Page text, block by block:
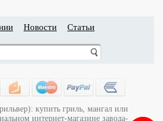
Новости Статьи
купить гриль, мангал или
интернет-магазине завода-